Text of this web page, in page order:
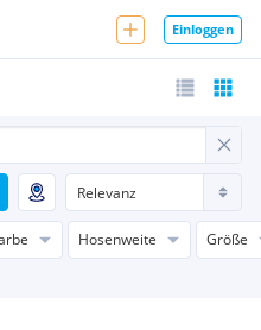
Einloggen
Hosenweite
Größe